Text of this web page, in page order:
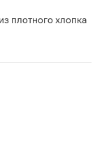
плотного хлопка